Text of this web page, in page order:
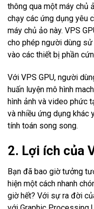
thông qua một máy chủ
chạy các ứng dụng yêu
máy chủ ảo này. VPS
cho phép người dùng
vào các thiết bị phần
Với VPS GPU, người
huấn luyện mô hình
hình ảnh và video phức
và nhiều ứng dụng khác
tính toán song song.
2. Lợi ích của
Bạn đã bao giờ tưởng
hiện một cách nhanh
giờ hết? Với sự ra đời